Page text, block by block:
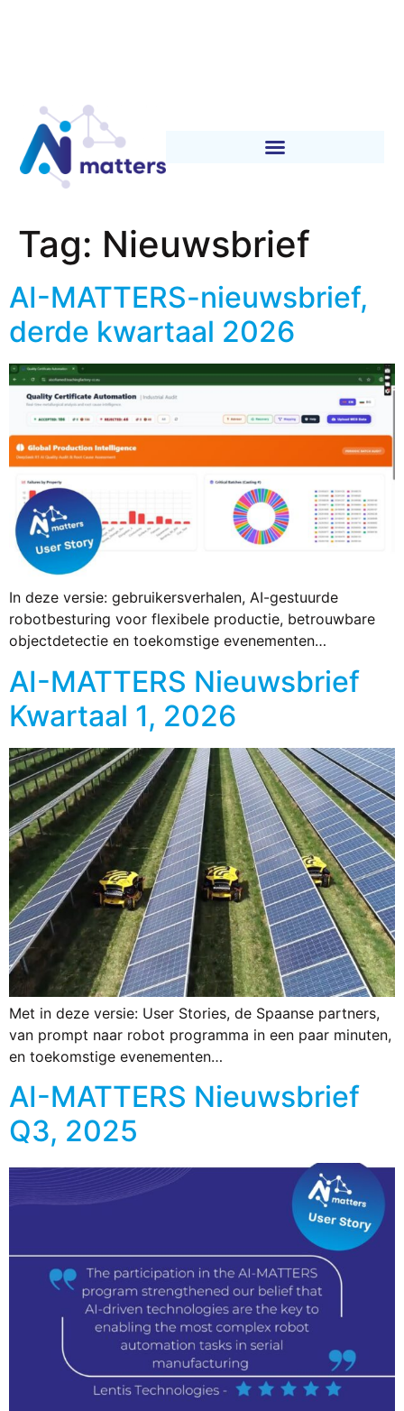
Tag: Nieuwsbrief
AI-MATTERS-nieuwsbrief,
derde kwartaal 2026
In deze versie: gebruikersverhalen, AI-gestuurde
robotbesturing voor flexibele productie, betrouwbare
objectdetectie en toekomstige evenementen…
AI-MATTERS Nieuwsbrief
Kwartaal 1, 2026
Met in deze versie: User Stories, de Spaanse partners,
van prompt naar robot programma in een paar minuten,
en toekomstige evenementen…
AI-MATTERS Nieuwsbrief
Q3, 2025